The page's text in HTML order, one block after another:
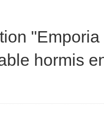
hormis